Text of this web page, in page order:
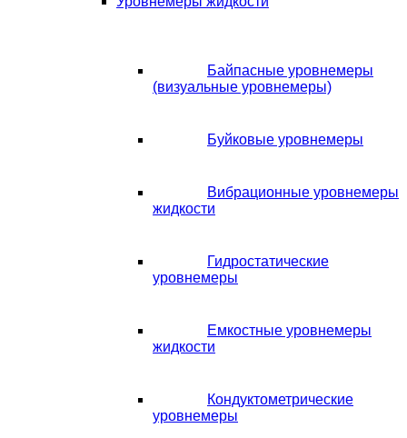
Байпасные уровнемеры
(визуальные уровнемеры)
Буйковые уровнемеры
Вибрационные уровнемеры
жидкости
Гидростатические
уровнемеры
Емкостные уровнемеры
жидкости
Кондуктометрические
уровнемеры